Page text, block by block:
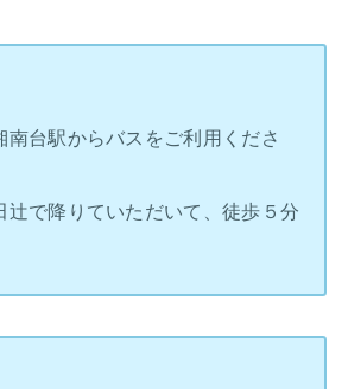
南台駅からバスをご利用くださ
辻で降りていただいて、徒歩５分